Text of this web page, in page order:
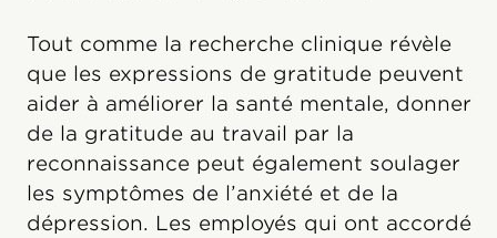
Tout comme la recherche clinique révèle
que les expressions de gratitude peuvent
aider à améliorer la santé mentale, donner
de la gratitude au travail par la
reconnaissance peut également soulager
les symptômes de l’anxiété et de la
dépression. Les employés qui ont accordé